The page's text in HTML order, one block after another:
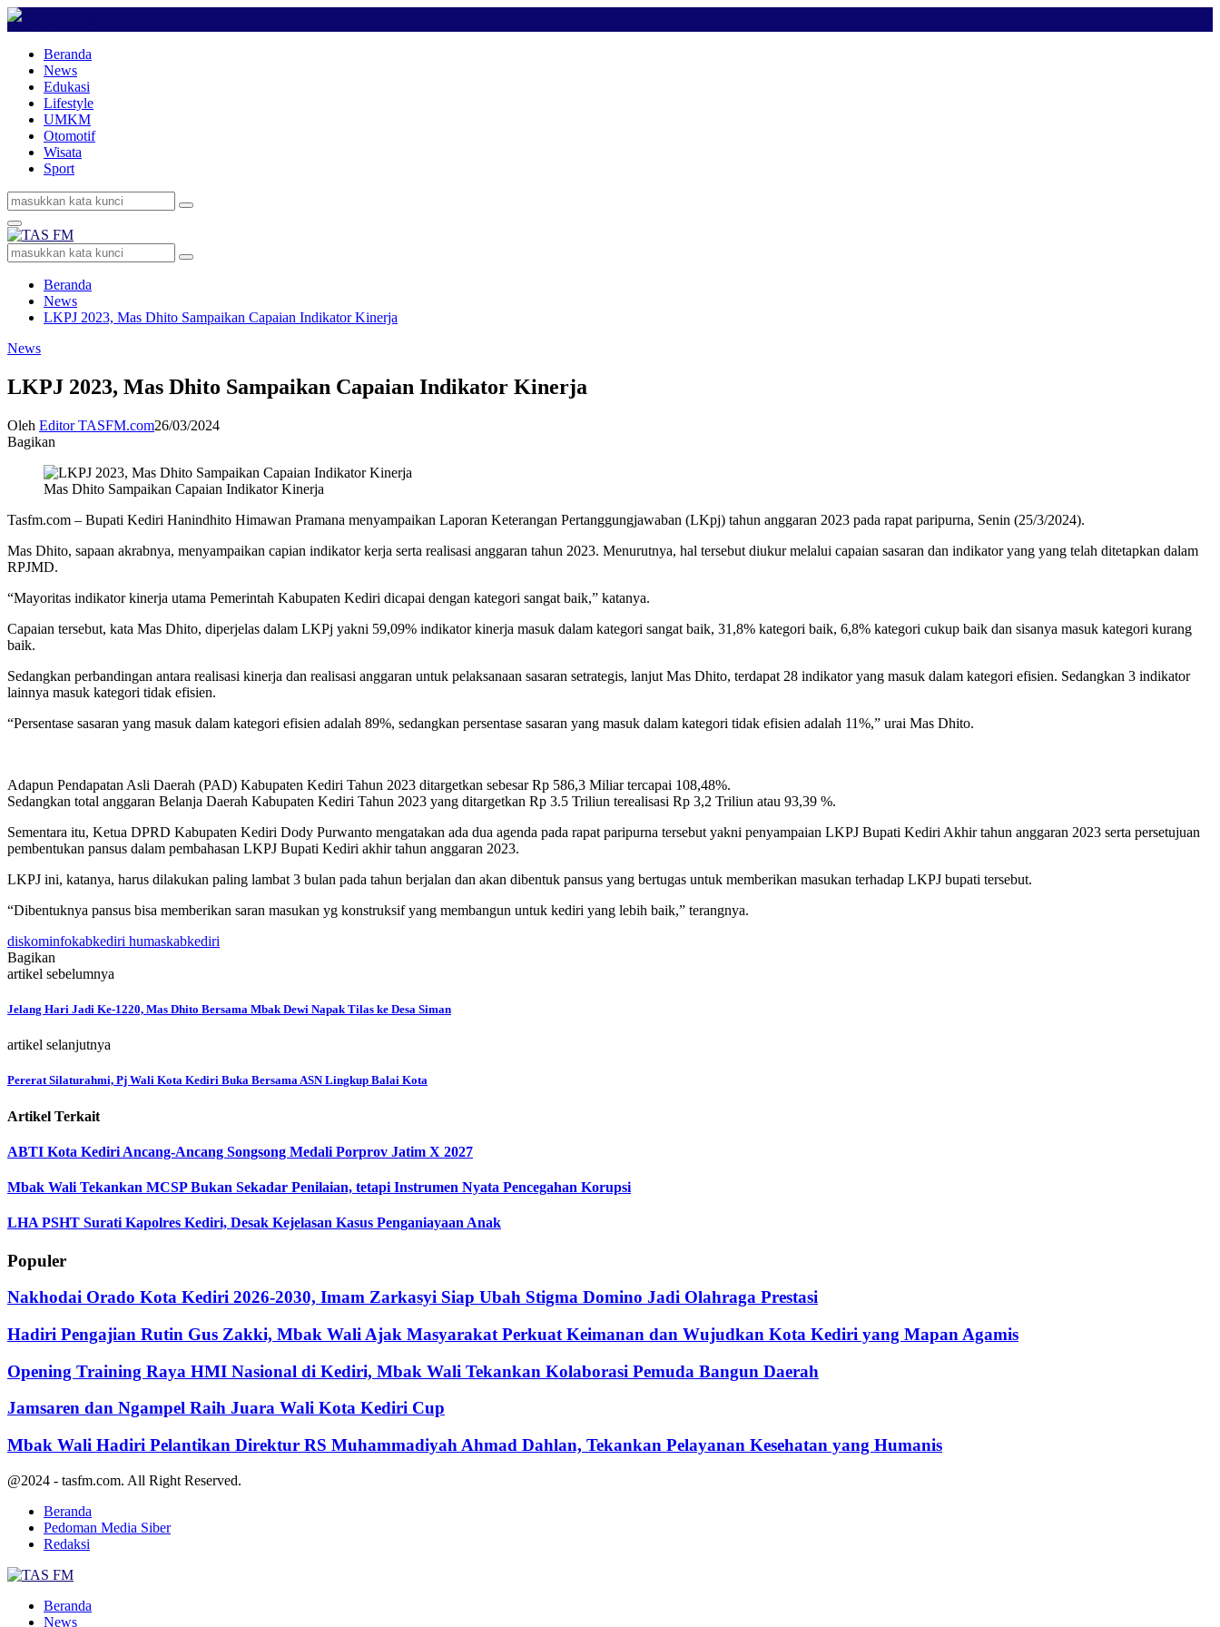
Beranda
News
Edukasi
Lifestyle
UMKM
Otomotif
Wisata
Sport
Search
for:
Search
Primary
Menu
Search
for:
Search
Beranda
News
LKPJ 2023, Mas Dhito Sampaikan Capaian Indikator Kinerja
News
LKPJ 2023, Mas Dhito Sampaikan Capaian Indikator Kinerja
Oleh Editor TASFM.com26/03/2024
Bagikan
Mas Dhito Sampaikan Capaian Indikator Kinerja
Tasfm.com – Bupati Kediri Hanindhito Himawan Pramana menyampaikan Laporan Keterangan Pertanggungjawaban (LKpj) tahun anggaran 2023 pada rapat paripurna, Senin (25/3/2024).
Mas Dhito, sapaan akrabnya, menyampaikan capian indikator kerja serta realisasi anggaran tahun 2023. Menurutnya, hal tersebut diukur melalui capaian sasaran dan indikator yang yang telah ditetapkan dalam
RPJMD.
“Mayoritas indikator kinerja utama Pemerintah Kabupaten Kediri dicapai dengan kategori sangat baik,” katanya.
Capaian tersebut, kata Mas Dhito, diperjelas dalam LKPj yakni 59,09% indikator kinerja masuk dalam kategori sangat baik, 31,8% kategori baik, 6,8% kategori cukup baik dan sisanya masuk kategori kurang
baik.
Sedangkan perbandingan antara realisasi kinerja dan realisasi anggaran untuk pelaksanaan sasaran setrategis, lanjut Mas Dhito, terdapat 28 indikator yang masuk dalam kategori efisien. Sedangkan 3 indikator
lainnya masuk kategori tidak efisien.
“Persentase sasaran yang masuk dalam kategori efisien adalah 89%, sedangkan persentase sasaran yang masuk dalam kategori tidak efisien adalah 11%,” urai Mas Dhito.
Adapun Pendapatan Asli Daerah (PAD) Kabupaten Kediri Tahun 2023 ditargetkan sebesar Rp 586,3 Miliar tercapai 108,48%.
Sedangkan total anggaran Belanja Daerah Kabupaten Kediri Tahun 2023 yang ditargetkan Rp 3.5 Triliun terealisasi Rp 3,2 Triliun atau 93,39 %.
Sementara itu, Ketua DPRD Kabupaten Kediri Dody Purwanto mengatakan ada dua agenda pada rapat paripurna tersebut yakni penyampaian LKPJ Bupati Kediri Akhir tahun anggaran 2023 serta persetujuan
pembentukan pansus dalam pembahasan LKPJ Bupati Kediri akhir tahun anggaran 2023.
LKPJ ini, katanya, harus dilakukan paling lambat 3 bulan pada tahun berjalan dan akan dibentuk pansus yang bertugas untuk memberikan masukan terhadap LKPJ bupati tersebut.
“Dibentuknya pansus bisa memberikan saran masukan yg konstruksif yang membangun untuk kediri yang lebih baik,” terangnya.
diskominfokabkediri humaskabkediri
Bagikan
artikel sebelumnya
Jelang Hari Jadi Ke-1220, Mas Dhito Bersama Mbak Dewi Napak Tilas ke Desa Siman
artikel selanjutnya
Pererat Silaturahmi, Pj Wali Kota Kediri Buka Bersama ASN Lingkup Balai Kota
Artikel Terkait
ABTI Kota Kediri Ancang-Ancang Songsong Medali Porprov Jatim X 2027
Mbak Wali Tekankan MCSP Bukan Sekadar Penilaian, tetapi Instrumen Nyata Pencegahan Korupsi
LHA PSHT Surati Kapolres Kediri, Desak Kejelasan Kasus Penganiayaan Anak
Populer
Nakhodai Orado Kota Kediri 2026-2030, Imam Zarkasyi Siap Ubah Stigma Domino Jadi Olahraga Prestasi
Hadiri Pengajian Rutin Gus Zakki, Mbak Wali Ajak Masyarakat Perkuat Keimanan dan Wujudkan Kota Kediri yang Mapan Agamis
Opening Training Raya HMI Nasional di Kediri, Mbak Wali Tekankan Kolaborasi Pemuda Bangun Daerah
Jamsaren dan Ngampel Raih Juara Wali Kota Kediri Cup
Mbak Wali Hadiri Pelantikan Direktur RS Muhammadiyah Ahmad Dahlan, Tekankan Pelayanan Kesehatan yang Humanis
@2024 - tasfm.com. All Right Reserved.
Beranda
Pedoman Media Siber
Redaksi
Beranda
News